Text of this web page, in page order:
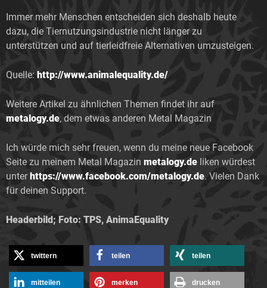
Immer mehr Menschen entscheiden sich deshalb heute
dazu, die Tiernutzungsindustrie nicht länger zu
unterstützen und auf tierleidfreie Alternativen umzusteigen.
Quelle: http://www.animalequality.de/
Weitere Artikel zu ähnlichen Themen findet ihr auf
metalogy.de, dem etwas anderen Metal Magazin
Ich würde mich sehr freuen, wenn du meine neue Facebook
Seite zu meinem Metal Magazin metalogy.de liken würdest
unter https://www.facebook.com/metalogy.de. Vielen Dank
für deinen Support.
Headerbild; Foto: TPS, AnimaEquality
twittern teilen teilen
mitteilen merken drucken